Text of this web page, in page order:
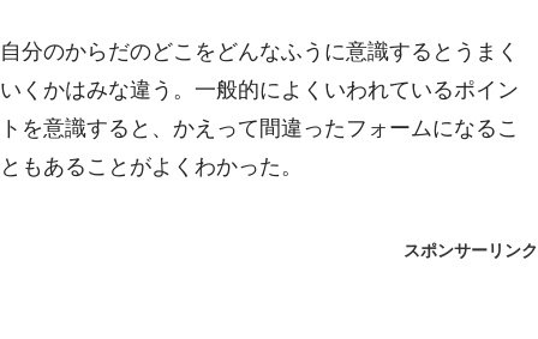
自分のからだのどこをどんなふうに意識するとうまく
いくかはみな違う。一般的によくいわれているポイン
トを意識すると、かえって間違ったフォームになるこ
ともあることがよくわかった。
スポンサーリンク